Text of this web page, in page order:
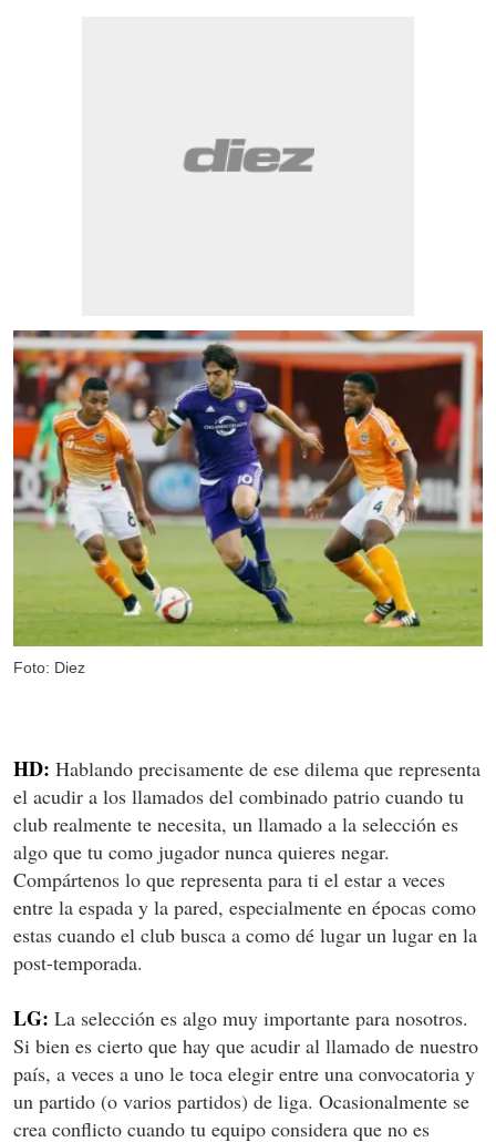
Foto: Diez
HD: Hablando precisamente de ese dilema que representa
el acudir a los llamados del combinado patrio cuando tu
club realmente te necesita, un llamado a la selección es
algo que tu como jugador nunca quieres negar.
Compártenos lo que representa para ti el estar a veces
entre la espada y la pared, especialmente en épocas como
estas cuando el club busca a como dé lugar un lugar en la
post-temporada.
LG: La selección es algo muy importante para nosotros.
Si bien es cierto que hay que acudir al llamado de nuestro
país, a veces a uno le toca elegir entre una convocatoria y
un partido (o varios partidos) de liga. Ocasionalmente se
crea conflicto cuando tu equipo considera que no es